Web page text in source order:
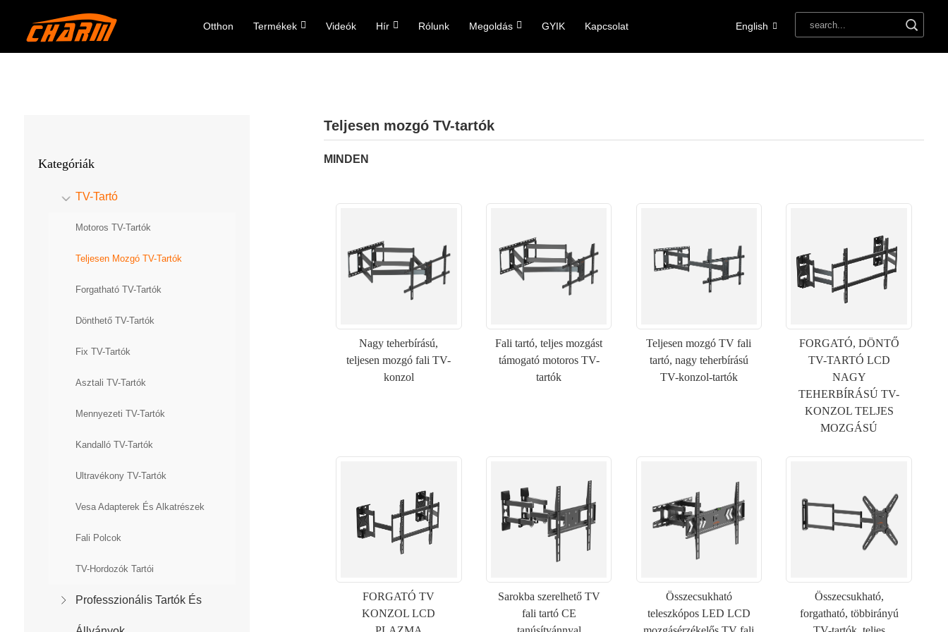
Otthon Termékek Videók Hír Rólunk Megoldás GYIK Kapcsolat English
Kategóriák
TV-Tartó
Motoros TV-Tartók
Teljesen Mozgó TV-Tartók
Forgatható TV-Tartók
Dönthető TV-Tartók
Fix TV-Tartók
Asztali TV-Tartók
Mennyezeti TV-Tartók
Kandalló TV-Tartók
Ultravékony TV-Tartók
Vesa Adapterek És Alkatrészek
Fali Polcok
TV-Hordozók Tartói
Professzionális Tartók És
Teljesen mozgó TV-tartók
MINDEN
Nagy teherbírású,
teljesen mozgó fali TV-
konzol
Fali tartó, teljes mozgást
támogató motoros TV-
tartók
Teljesen mozgó TV fali
tartó, nagy teherbírású
TV-konzol-tartók
FORGATÓ, DÖNTŐ
TV-TARTÓ LCD
NAGY
TEHERBÍRÁSÚ TV-
KONZOL TELJES
MOZGÁSÚ
FORGATÓ TV
KONZOL LCD
Sarokba szerelhető TV
fali tartó CE
Összecsukható
teleszkópos LED LCD
Összecsukható,
forgatható, többirányú
KÉRÉS BENYÚJTÁSA